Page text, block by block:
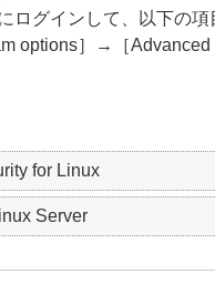
ログインして、以下の
options］→［
for Linux
Server